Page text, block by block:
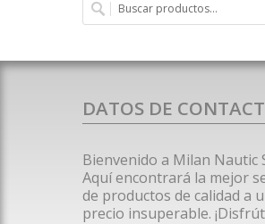
DATOS DE
Bienvenido a Milan Nautic
Aquí encontrará la mejor
de productos de calidad a
precio insuperable.